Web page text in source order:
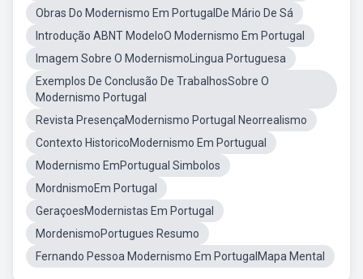
Obras Do Modernismo Em PortugalDe Mário De Sá
Introdução ABNT ModeloO Modernismo Em Portugal
Imagem Sobre O ModernismoLingua Portuguesa
Exemplos De Conclusão De TrabalhosSobre O
Modernismo Portugal
Revista PresençaModernismo Portugal Neorrealismo
Contexto HistoricoModernismo Em Portugual
Modernismo EmPortugual Simbolos
MordnismoEm Portugal
GeraçoesModernistas Em Portugal
MordenismoPortugues Resumo
Fernando Pessoa Modernismo Em PortugalMapa Mental